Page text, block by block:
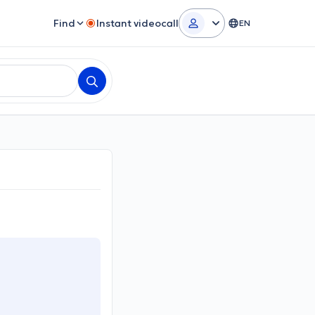
Find Instant videocall EN